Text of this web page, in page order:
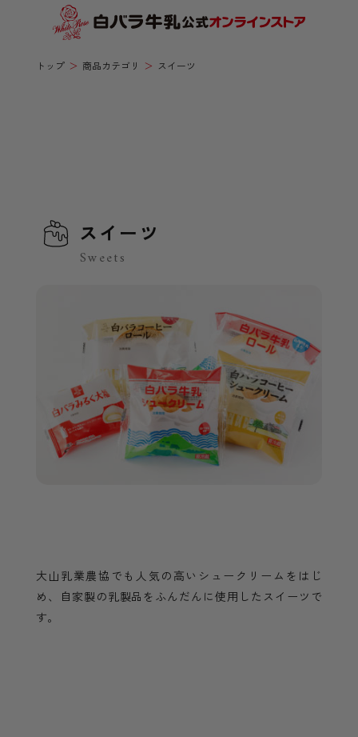
トップ 商品カテゴリ スイーツ
スイーツ
Sweets
大山乳業農協でも人気の高いシュークリームをはじ
め、自家製の乳製品をふんだんに使用したスイーツで
す。